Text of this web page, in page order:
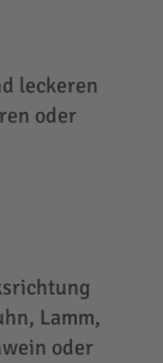
leckeren
oder
Lamm,
oder